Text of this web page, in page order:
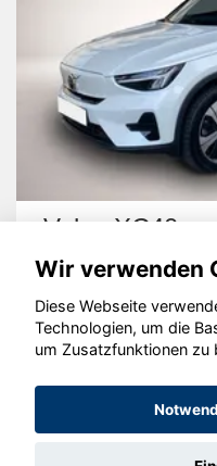
Volvo XC40
©
Wir verwenden
Diese Webseite
Technologien, um die
um Zusatzfunktionen zu